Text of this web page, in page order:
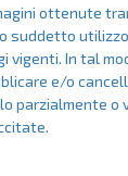
ottenute
suddetto
vigenti. In tal
e/o
parzialmente o